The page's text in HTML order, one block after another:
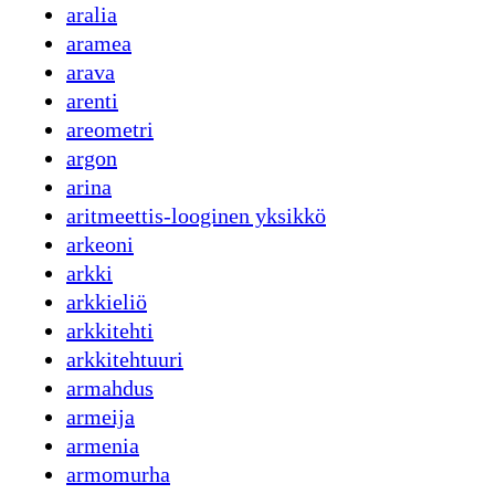
aralia
aramea
arava
arenti
areometri
argon
arina
aritmeettis-looginen yksikkö
arkeoni
arkki
arkkieliö
arkkitehti
arkkitehtuuri
armahdus
armeija
armenia
armomurha